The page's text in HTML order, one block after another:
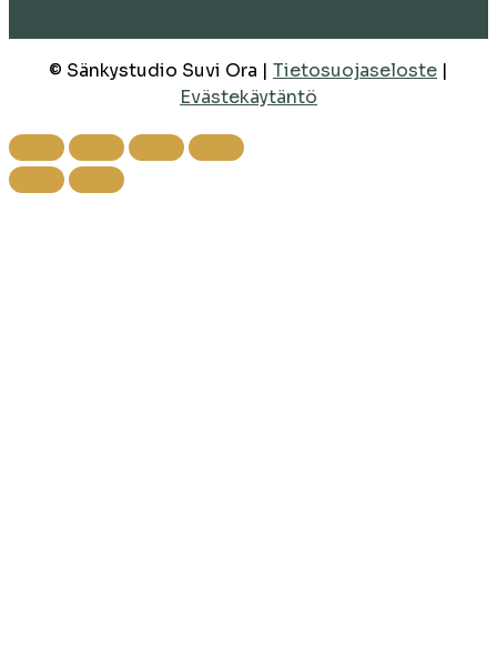
© Sänkystudio Suvi Ora | Tietosuojaseloste |
Evästekäytäntö